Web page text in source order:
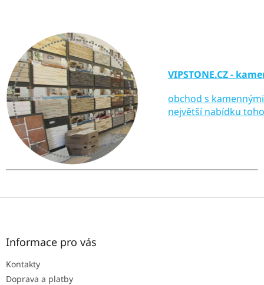
VIPSTONE.CZ -
obchod s
největší nabídku
Z
Informace pro vás
Kontakty
Doprava a platby